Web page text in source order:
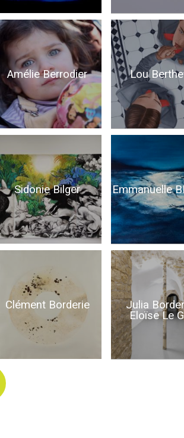
Amélie Berrodier Lou
Sidonie Bilger Emmanuelle
Clément Borderie
Julia
Eloïse Le